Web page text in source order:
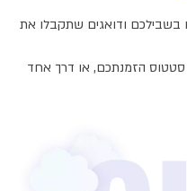
בשבילכם ודואגים שתקבלו את
סטטוס הזמנתכם, או דרך אחד